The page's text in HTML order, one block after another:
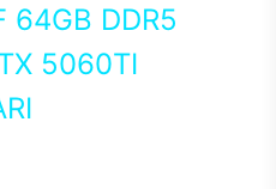
DDR5
5060TI